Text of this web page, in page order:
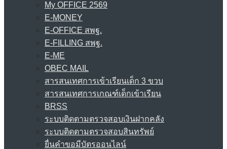
My OFFICE 2569
E-MONEY
E-OFFICE สพฐ.
E-FILLING สพฐ.
E-ME
OBEC MAIL
สารสนเทศการเข้าเรียนเด็ก 3 ขวบ
สารสนเทศการเกณฑ์เด็กเข้าเรียน
BRSS
ระบบติดตามตรวจสอบเงินฝากคลัง
ระบบติดตามตรวจสอบสินทรัพย์
ยื่นคำขอมีบัตรออนไลน์